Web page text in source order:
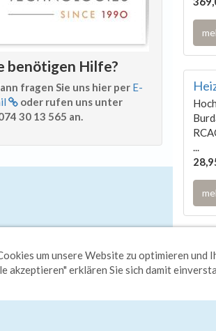
benötigen Hilfe?
fragen Sie uns hier per E-
oder rufen uns unter
30 13 565 an.
...
um unsere Website zu optimieren
akzeptieren" erklären Sie sich damit